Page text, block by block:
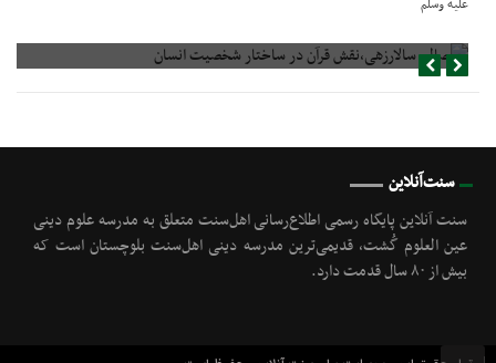
صالح سالارزهی،‌نقش قرآن در ساختار شخصیت انسان
سنت‌آنلاین
سنت آنلاین پایگاه رسمی اطلاع‌رسانی اهل‌سنت متعلق به مدرسه علوم دینی
عین العلوم گُشت, قدیمی‌ترین مدرسه دینی اهل‌سنت بلوچستان است که
بیش از ۸۰ سال قدمت دارد.